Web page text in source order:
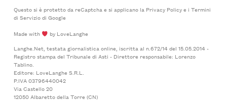
Questo si è protetto da reCaptcha e si applicano la Privacy Policye i Termini
di Serviziodi Google
Made with
by LoveLanghe
Langhe.Net, testata giornalistica online, iscritta al n.672/14 del 15.05.2014 -
Registro stampa del Tribunale di Asti - Direttore responsabile: Lorenzo
Tablino.
Editore: LoveLanghe S.R.L.
P.IVA 03796440042
Via Castello 20
12050 Albaretto della Torre (CN)